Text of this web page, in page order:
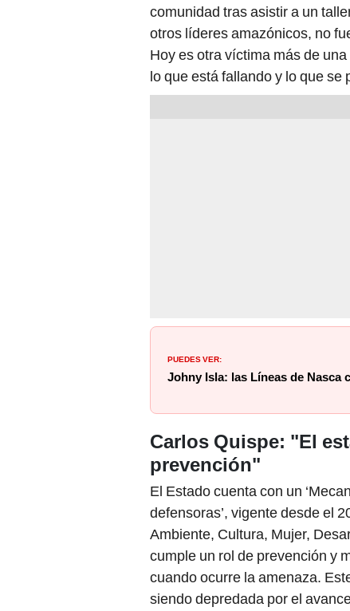
comunidad tras asistir a un
otros líderes amazónicos, no
Hoy es otra víctima más de
lo que está fallando y lo que
PUEDES VER:
Johny Isla: las Líneas de Nasca
Carlos Quispe: "El
prevención"
El Estado cuenta con un
defensoras’, vigente desde el
Ambiente, Cultura, Mujer,
cumple un rol de prevención y
cuando ocurre la amenaza.
siendo depredada por el